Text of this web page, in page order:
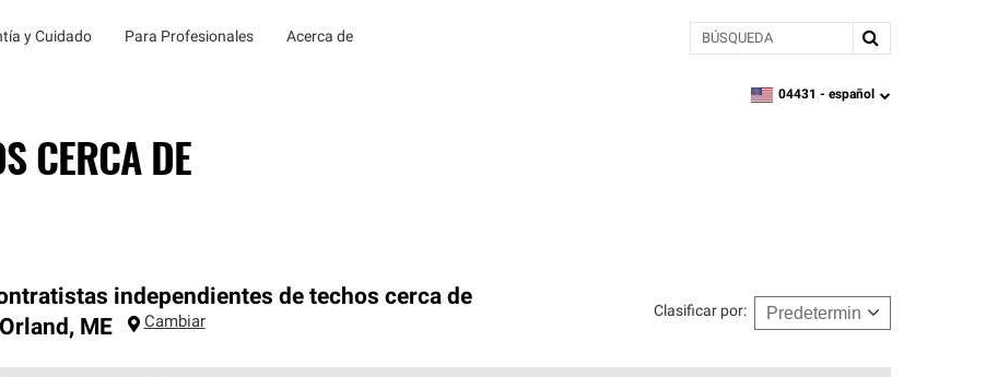
y Cuidado Para Profesionales Acerca de BÚSQUEDA
zipcode, language
04431 - español
CERCA DE
independientes de techos cerca de
, ME Cambiar
Clasificar por: